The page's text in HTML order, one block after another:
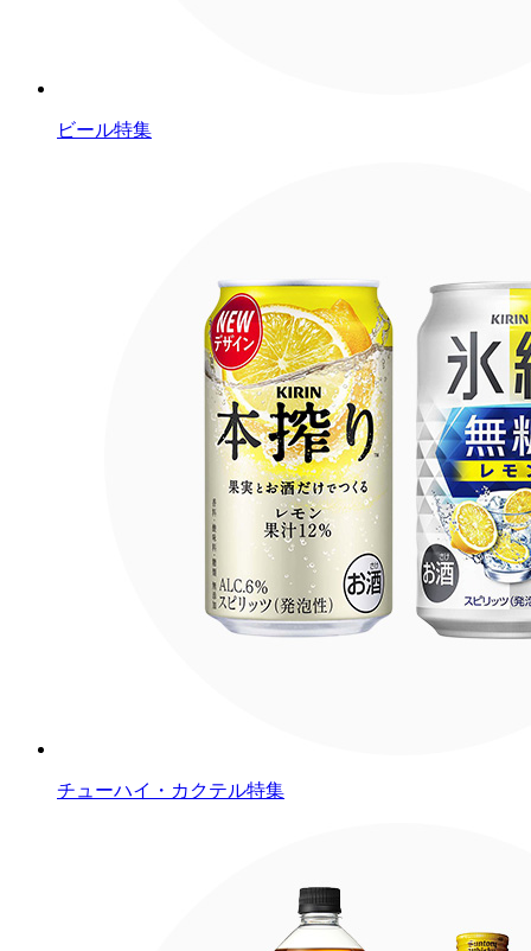
ビール特集
チューハイ・カクテル特集